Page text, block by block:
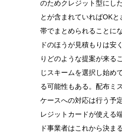
のためクレジット型にし
とが含まれていればOK
帯でまとめられることに
ドのほうが見積もりは安
りどのような提案が来る
じスキームを選択し始め
る可能性もある。配布ミ
ケースへの対応は行う予
レジットカードが使える
ド事業者はこれから決ま